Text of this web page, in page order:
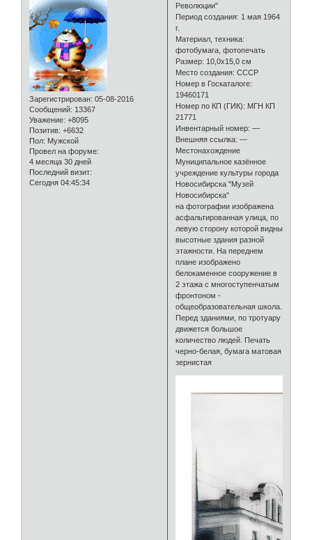
Зарегистрирован: 05-08-2016
Сообщений: 13367
Уважение: +8095
Позитив: +6632
Пол: Мужской
Провел на форуме:
4 месяца 30 дней
Последний визит:
Сегодня 04:45:34
Революции"
Период создания: 1 мая 1964
г.
Материал, техника:
фотобумага, фотопечать
Размер: 10,0х15,0 см
Место создания: СССР
Номер в Госкаталоге:
19460171
Номер по КП (ГИК): МГН КП
21771
Инвентарный номер: —
Внешняя ссылка: —
Местонахождение
Муниципальное казённое
учреждение культуры города
Новосибирска "Музей
Новосибирска"
на фотографии изображена
асфальтированная улица, по
левую сторону которой видны
высотные здания разной
этажности. На переднем
плане изображено
белокаменное сооружение в
2 этажа с многоступенчатым
фронтоном -
общеобразовательная школа.
Перед зданиями, по тротуару
движется большое
количество людей. Печать
черно-белая, бумага матовая
зернистая